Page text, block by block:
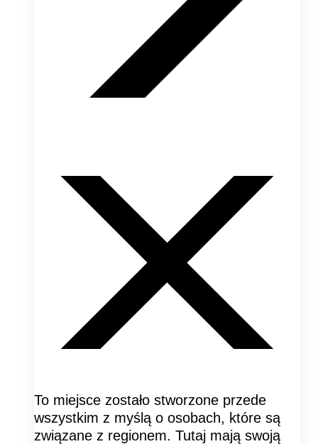
To miejsce zostało stworzone przede
wszystkim z myślą o osobach, które są
związane z regionem. Tutaj mają swoją